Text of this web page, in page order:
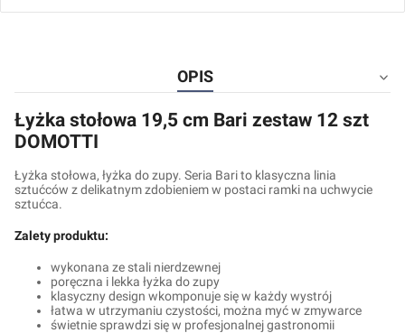
OPIS
Łyżka stołowa 19,5 cm Bari zestaw 12 szt
DOMOTTI
Łyżka stołowa, łyżka do zupy. Seria Bari to klasyczna linia
sztućców z delikatnym zdobieniem w postaci ramki na uchwycie
sztućca.
Zalety produktu:
wykonana ze stali nierdzewnej
poręczna i lekka łyżka do zupy
klasyczny design wkomponuje się w każdy wystrój
łatwa w utrzymaniu czystości, można myć w zmywarce
świetnie sprawdzi się w profesjonalnej gastronomii